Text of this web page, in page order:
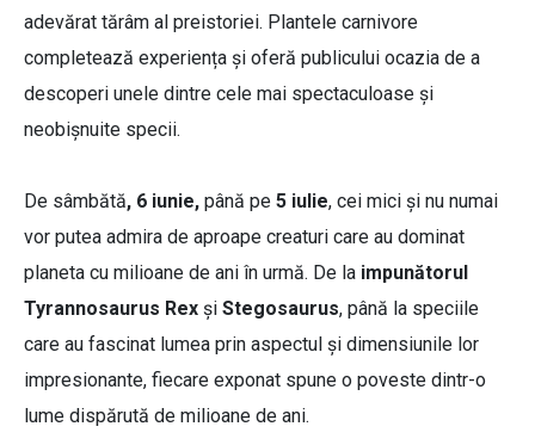
adevărat tărâm al preistoriei. Plantele carnivore
completează experiența și oferă publicului ocazia de a
descoperi unele dintre cele mai spectaculoase și
neobișnuite specii.
De sâmbătă, 6 iunie, până pe 5 iulie, cei mici și nu numai
vor putea admira de aproape creaturi care au dominat
planeta cu milioane de ani în urmă. De la impunătorul
Tyrannosaurus Rex și Stegosaurus, până la speciile
care au fascinat lumea prin aspectul și dimensiunile lor
impresionante, fiecare exponat spune o poveste dintr-o
lume dispărută de milioane de ani.